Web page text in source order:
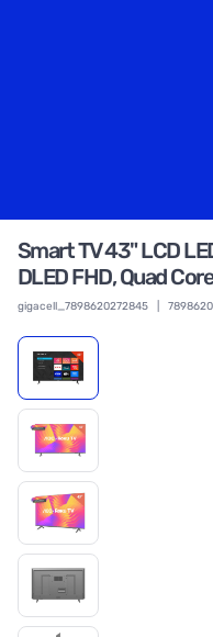
Smart TV 43" LCD
DLED FHD, Quad
gigacell_7898620272845